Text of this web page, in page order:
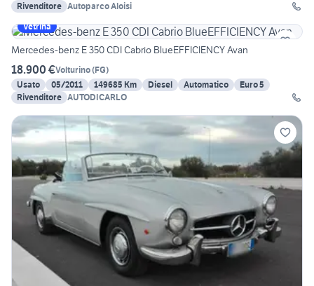
Rivenditore Autoparco Aloisi
Vetrina
Mercedes-benz E 350 CDI Cabrio BlueEFFICIENCY Avan
18.900 €Volturino(FG)
Usato
05/2011 149685 Km Diesel Automatico
Euro 5
Rivenditore AUTODICARLO